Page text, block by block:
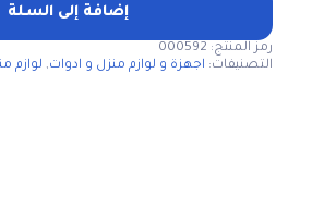
إضافة إلى السلة
رمز المنتج: 000592
التصنيفات: اجهزة و لوازم منزل و ادوات, لوازم